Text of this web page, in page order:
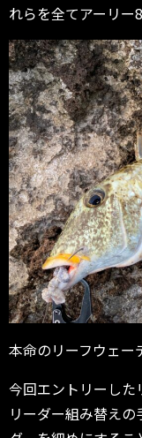
れらを全てアーリー
本命のリーフウェー
今回エントリーした
リーダー組み替え